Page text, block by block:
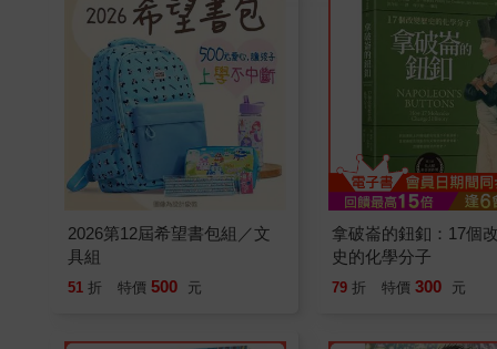
2026第12屆希望書包組／文
具組
51 折 特價 500 元
拿破崙的鈕釦：17個
史的化學分子
79 折 特價 300 元